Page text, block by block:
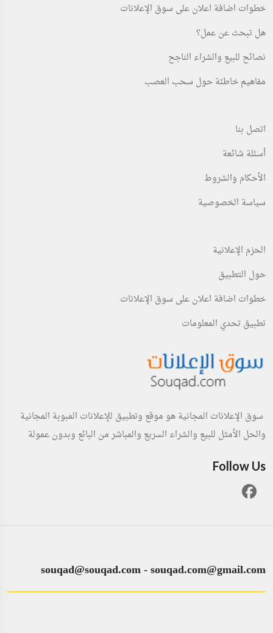
خطوات اضافة اعلان على سوق الإعلانات
هل تبحث عن عمل؟
نصائح للبيع والشراء الناجح
مفاهيم خاطئة حول سحب العصب
اتصل بنا
أسئلة شائعة
الأحكام والشروط
سياسة الخصوصية
الحزم الإعلانية
حول التطبيق
خطوات اضافة اعلان على سوق الإعلانات
تطبيق تحدي المعلومات
سوق الإعلانات المجانية هو موقع وتطبيق للإعلانات المبوبة المجانية
والحل الأمثل للبيع والشراء السريع والمباشر من البائع وبدون عمولة
Follow Us
souqad@souqad.com-souqad.com@gmail.com